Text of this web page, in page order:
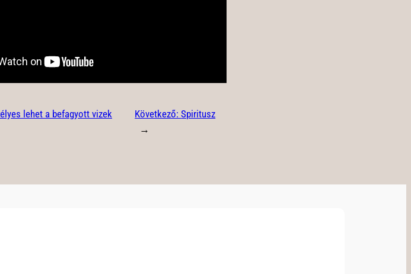
lehet a befagyott vizek
Következő:Spiritusz
→